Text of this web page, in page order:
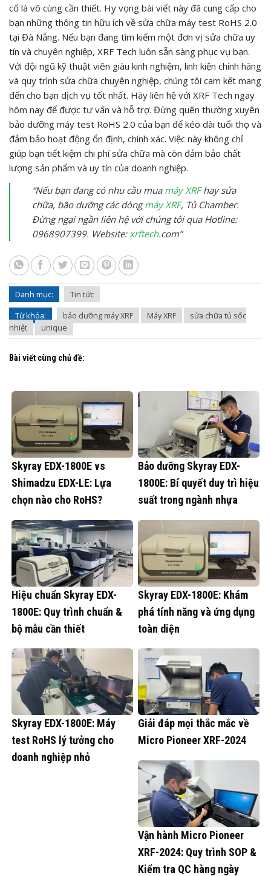
cố là vô cùng cần thiết. Hy vọng bài viết này đã cung cấp cho
bạn những thông tin hữu ích về sửa chữa máy test RoHS 2.0
tại Đà Nẵng. Nếu bạn đang tìm kiếm một đơn vị sửa chữa uy
tín và chuyên nghiệp, XRF Tech luôn sẵn sàng phục vụ bạn.
Với đội ngũ kỹ thuật viên giàu kinh nghiệm, linh kiện chính hãng
và quy trình sửa chữa chuyên nghiệp, chúng tôi cam kết mang
đến cho bạn dịch vụ tốt nhất. Hãy liên hệ với XRF Tech ngay
hôm nay để được tư vấn và hỗ trợ. Đừng quên thường xuyên
bảo dưỡng máy test RoHS 2.0 của bạn để kéo dài tuổi thọ và
đảm bảo hoạt động ổn định, chính xác. Việc này không chỉ
giúp bạn tiết kiệm chi phí sửa chữa mà còn đảm bảo chất
lượng sản phẩm và uy tín của doanh nghiệp.
“Nếu bạn đang có nhu cầu mua máy XRFhay sửa
chữa, bão dưỡng các dòngmáy XRF, Tủ Chamber.
Đừng ngại ngần liên hệ với chúng tôi qua Hotline:
0968907399. Website: xrftech.com”
Danh mục:
Tin tức
Từ khóa:
bảo dưỡng máy XRF Máy XRF
sửa chữa tủ sốc
nhiệt
unique
Bài viết cùng chủ đề:
Skyray EDX-1800E vs
Shimadzu EDX-LE: Lựa
chọn nào cho RoHS?
Bảo dưỡng Skyray EDX-
1800E: Bí quyết duy trì hiệu
suất trong ngành nhựa
Hiệu chuẩn Skyray EDX-
1800E: Quy trình chuẩn &
bộ mẫu cần thiết
Skyray EDX-1800E: Khám
phá tính năng và ứng dụng
toàn diện
Skyray EDX-1800E: Máy
test RoHS lý tưởng cho
doanh nghiệp nhỏ
Giải đáp mọi thắc mắc về
Micro Pioneer XRF-2024
Vận hành Micro Pioneer
XRF-2024: Quy trình SOP &
Kiểm tra QC hàng ngày